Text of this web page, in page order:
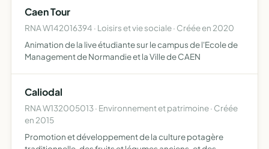
Caen Tour
RNA W142016394 · Loisirs et vie sociale · Créée en 2020
Animation de la live étudiante sur le campus de l'Ecole de
Management de Normandie et la Ville de CAEN
Caliodal
RNA W132005013 · Environnement et patrimoine · Créée
en 2015
Promotion et développement de la culture potagère